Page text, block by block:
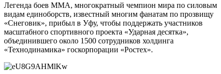
Легенда боев ММА, многократный чемпион мира по силовым
видам единоборств, известный многим фанатам по прозвищу
«Снеговик», прибыл в Уфу, чтобы поддержать участников
масштабного спортивного проекта «Ударная десятка»,
объединившего около 1500 сотрудников холдинга
«Технодинамика» госкорпорации «Ростех».